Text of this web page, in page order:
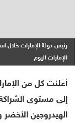
رئيس دولة الإمارات خلال
الإمارات اليوم
أعلنت كل من
إلى مستوى
الهيدروجين